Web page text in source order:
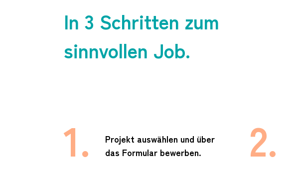
In 3 Schritten zum
sinnvollen Job.
1.
Projekt auswählen und über
das Formular bewerben.
2.